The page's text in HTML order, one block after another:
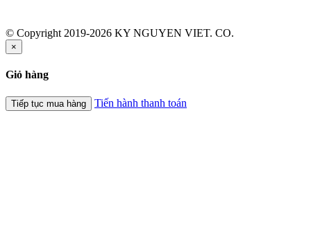
© Copyright 2019-2026 KY NGUYEN VIET. CO.
×
Giỏ hàng
Tiếp tục mua hàng Tiến hành thanh toán